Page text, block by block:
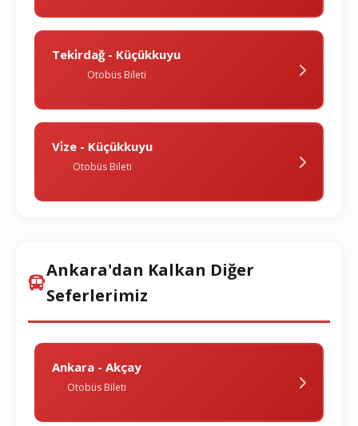
Teki̇rdağ - Küçükkuyu
Otobüs Bileti
Vi̇ze - Küçükkuyu
Otobüs Bileti
Ankara'dan Kalkan Diğer
Seferlerimiz
Ankara - Akçay
Otobüs Bileti